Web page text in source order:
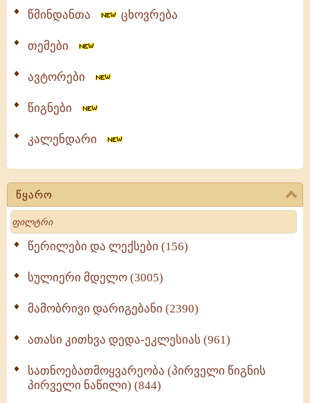
წმინდანთა ცხოვრება
თემები
ავტორები
წიგნები
კალენდარი
წყარო
Search
წერილები და ლექსები (156)
სულიერი მდელო (3005)
მამობრივი დარიგებანი (2390)
ათასი კითხვა დედა-ეკლესიას (961)
სათნოებათმოყვარეობა (პირველი წიგნის
პირველი ნაწილი) (844)